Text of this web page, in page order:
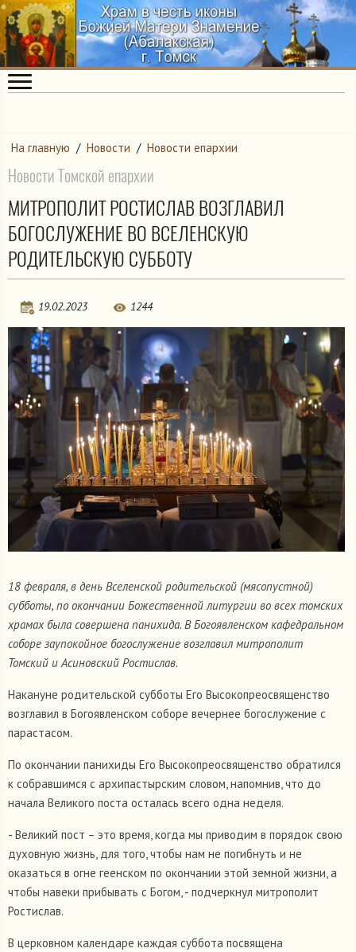
На главную / Новости / Новости епархии
Новости Томской епархии
МИТРОПОЛИТ РОСТИСЛАВ ВОЗГЛАВИЛ
БОГОСЛУЖЕНИЕ ВО ВСЕЛЕНСКУЮ
РОДИТЕЛЬСКУЮ СУББОТУ
19.02.2023 1244
18 февраля, в день Вселенской родительской (мясопустной)
субботы, по окончании Божественной литургии во всех томских
храмах была совершена панихида. В Богоявленском кафедральном
соборе заупокойное богослужение возглавил митрополит
Томский и Асиновский Ростислав.
Накануне родительской субботы Его Высокопреосвященство
возглавил в Богоявленском соборе вечернее богослужение с
парастасом.
По окончании панихиды Его Высокопреосвященство обратился
к собравшимся с архипастырским словом, напомнив, что до
начала Великого поста осталась всего одна неделя.
- Великий пост – это время, когда мы приводим в порядок свою
духовную жизнь, для того, чтобы нам не погибнуть и не
оказаться в огне геенском по окончании этой земной жизни, а
чтобы навеки прибывать с Богом, - подчеркнул митрополит
Ростислав.
В церковном календаре каждая суббота посвящена